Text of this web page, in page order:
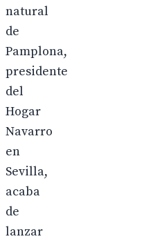
natural
de
Pamplona,
presidente
del
Hogar
Navarro
en
Sevilla,
acaba
de
lanzar